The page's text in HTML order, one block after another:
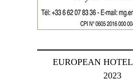
EUROPEAN
2023